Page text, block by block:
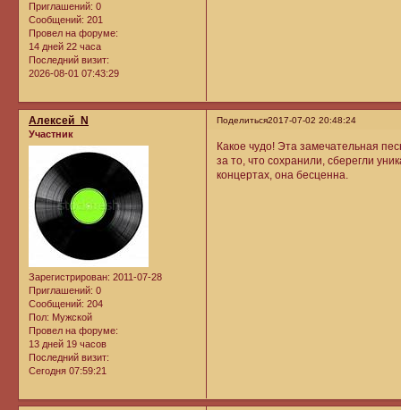
Приглашений: 0
Сообщений: 201
Провел на форуме:
14 дней 22 часа
Последний визит:
2026-08-01 07:43:29
Поделиться2017-07-02 20:48:24
Алексей_N
Участник
Зарегистрирован: 2011-07-28
Приглашений: 0
Сообщений: 204
Пол: Мужской
Провел на форуме:
13 дней 19 часов
Последний визит:
Сегодня 07:59:21
Какое чудо! Эта замечательная
за то, что сохранили, сберегли
концертах, она бесценна.